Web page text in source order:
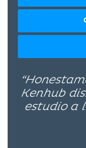
Kenhub
estudio a